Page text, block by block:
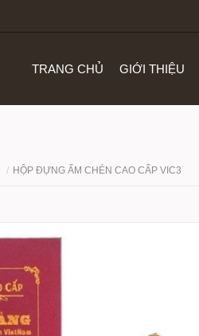
TRANG CHỦ GIỚI THIỆU
HỘP ĐỰNG ẤM CHÉN CAO CẤP VIC3